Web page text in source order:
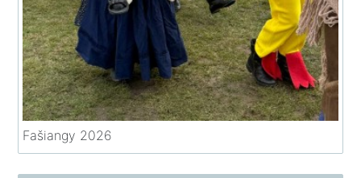
Fašiangy 2026